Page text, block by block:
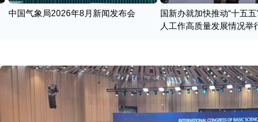
中国气象局2026年8月新闻发布会
国新办就加快推动“十五
人工作高质量发展情况举